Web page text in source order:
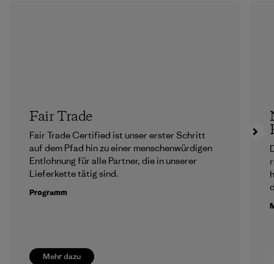
Mehr dazu
Fair Trade
Fair Trade Certified ist unser erster Schritt
auf dem Pfad hin zu einer menschenwürdigen
Entlohnung für alle Partner, die in unserer
Lieferkette tätig sind.
Programm